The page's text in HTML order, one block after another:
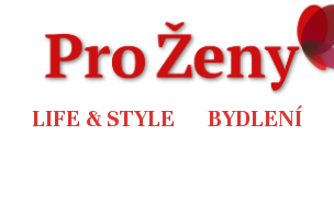
LIFE & STYLE BYDLENÍ